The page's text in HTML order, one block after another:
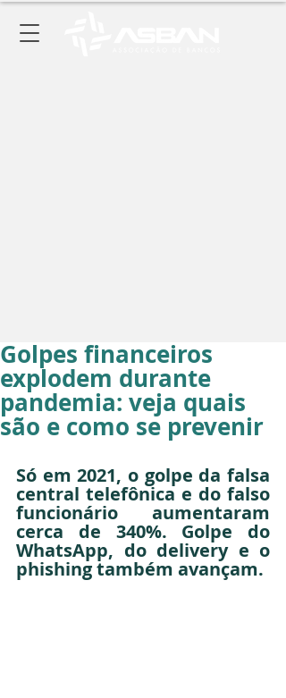
Golpes financeiros
explodem durante
pandemia: veja quais
são e como se prevenir
Só em 2021, o golpe da falsa
central telefônica e do falso
funcionário aumentaram
cerca de 340%. Golpe do
WhatsApp, do delivery e o
phishing também avançam.